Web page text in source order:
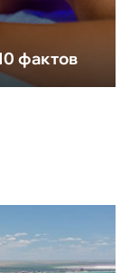
фактов